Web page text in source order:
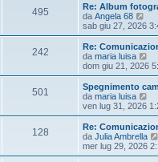
495M
s
s
a
g
g
i
U
l
t
i
m
o
m
s
s
a
g
i
o
Re: Album
da Angela 68
e
d
i
u
l
m
o
m
s
s
a
g
sab giu 27, 2026
242M
s
s
a
g
U
l
t
i
m
o
m
s
s
a
g
Re:
da maria luisa
e
d
i
i
m
o
m
dom giu 21, 2026
501
s
s
U
l
t
i
m
o
m
Spegnimento cam
da maria luisa
e
d
i
u
ven lug 31, 2026
128M
U
l
t
i
Re:
da Julia Ambrella
mer lug 29, 2026